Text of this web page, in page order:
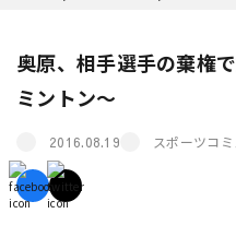
奥原、相手選手の棄権
ミントン～
2016.08.19 スポーツコ